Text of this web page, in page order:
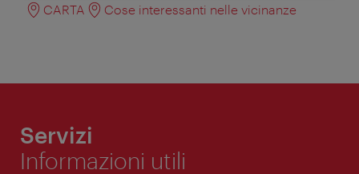
CARTA
Cose interessanti nelle vicinanze
Servizi
Informazioni utili